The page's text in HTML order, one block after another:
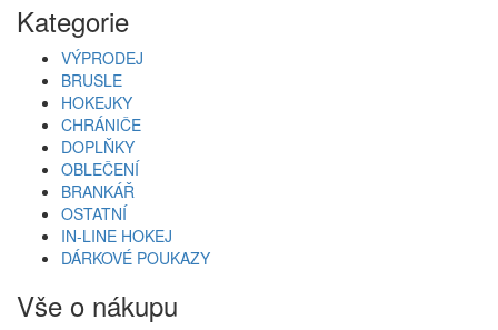
Kategorie
VÝPRODEJ
BRUSLE
HOKEJKY
CHRÁNIČE
DOPLŇKY
OBLEČENÍ
BRANKÁŘ
OSTATNÍ
IN-LINE HOKEJ
DÁRKOVÉ POUKAZY
Vše o nákupu